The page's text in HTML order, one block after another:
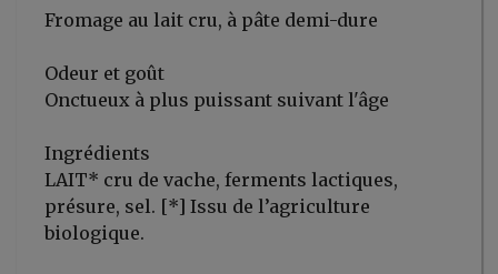
Fromage au lait cru, à pâte demi-dure
Odeur et goût
Onctueux à plus puissant suivant l'âge
Ingrédients
LAIT* cru de vache, ferments lactiques,
présure, sel. [*] Issu de l’agriculture
biologique.